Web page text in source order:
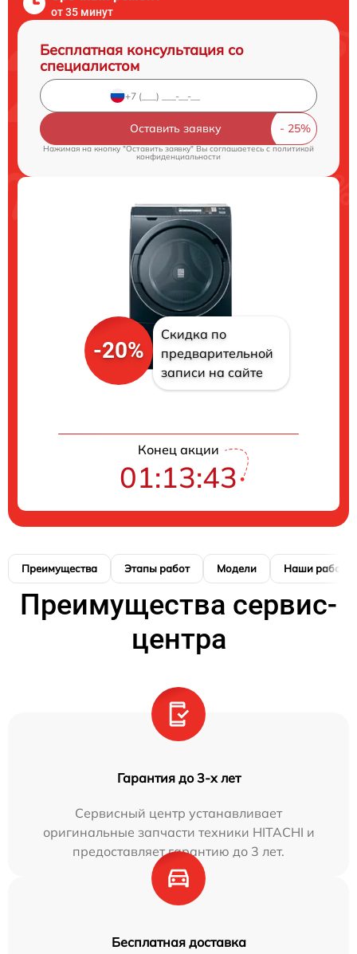
от 35 минут
Бесплатная консультация со
специалистом
Оставить заявку
Нажимая на кнопку "Оставить заявку" Вы соглашаетесь cполитикой
конфиденциальности
-20%
Скидка по
предварительной
записи на сайте
Конец акции
01:13:42
Преимущества Этапы работ Модели Наши работы
Преимущества сервис-
центра
Гарантия до 3-х лет
Сервисный центр устанавливает
оригинальные запчасти техники HITACHI и
предоставляет гарантию до 3 лет.
Бесплатная доставка